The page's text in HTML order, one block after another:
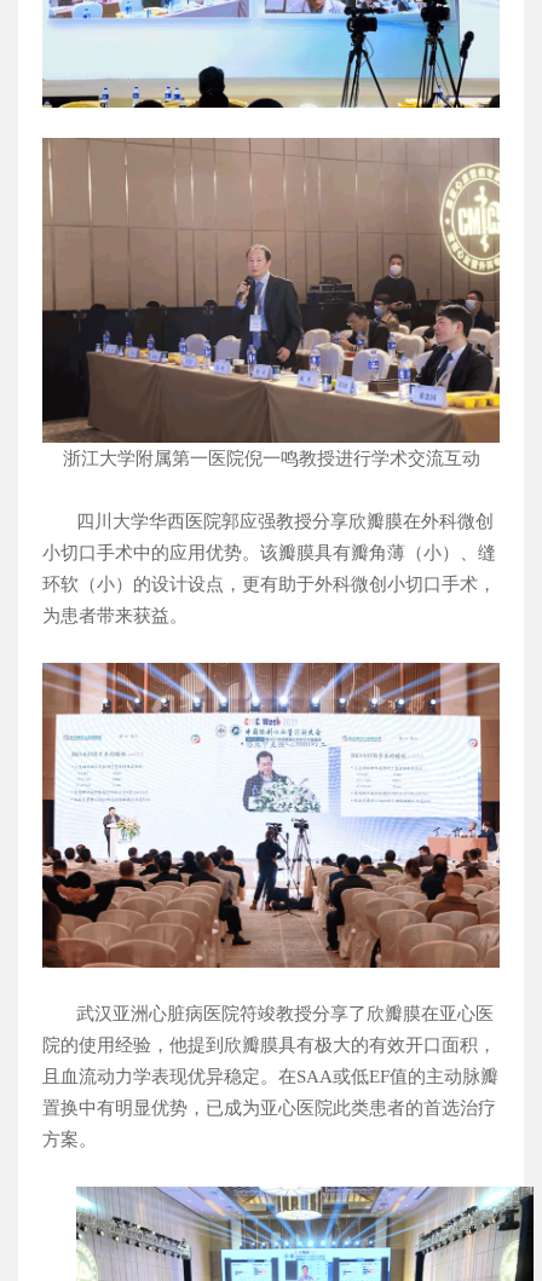
浙江大学附属第一医院倪一鸣教授进行学术交流互动
四川大学华西医院郭应强教授分享欣瓣膜在外科微创
小切口手术中的应用优势。该瓣膜具有瓣角薄（小）、缝
环软（小）的设计设点，更有助于外科微创小切口手术，
为患者带来获益。
武汉亚洲心脏病医院符竣教授分享了欣瓣膜在亚心医
院的使用经验，他提到欣瓣膜具有极大的有效开口面积，
且血流动力学表现优异稳定。在SAA或低EF值的主动脉瓣
置换中有明显优势，已成为亚心医院此类患者的首选治疗
方案。